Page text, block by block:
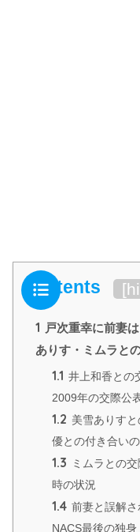
Contents [
1 戸次重幸に前妻
ありす・ミムラと
1.1 井上和香との
2009年の交際公
1.2 美雪ありす
優との付き合い
1.3
ミムラとの
時の状況
1.4 前妻と誤解
NACS最後の独